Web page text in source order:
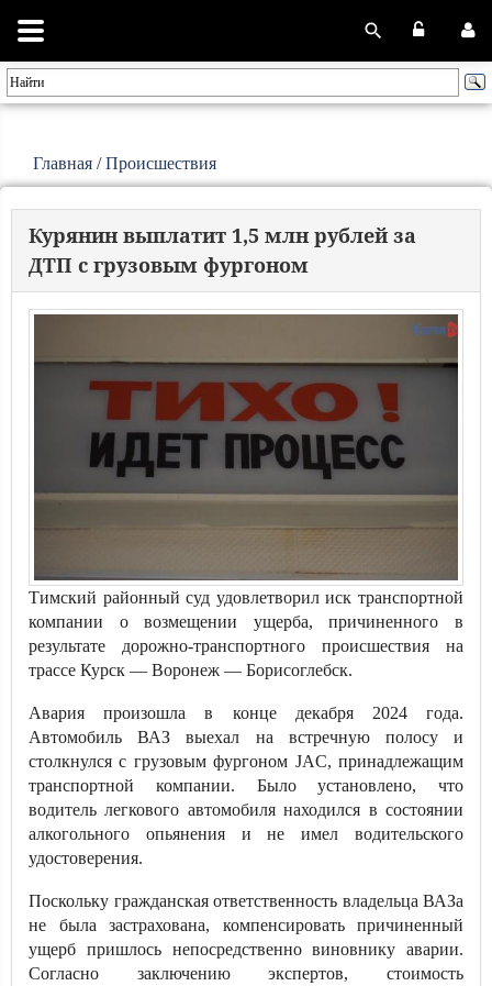
Главная /Происшествия
Курянин выплатит 1,5 млн рублей за
ДТП с грузовым фургоном
Тимский районный суд удовлетворил иск транспортной
компании о возмещении ущерба, причиненного в
результате дорожно-транспортного происшествия на
трассе Курск — Воронеж — Борисоглебск.
Авария произошла в конце декабря 2024 года.
Автомобиль ВАЗ выехал на встречную полосу и
столкнулся с грузовым фургоном JAC, принадлежащим
транспортной компании. Было установлено, что
водитель легкового автомобиля находился в состоянии
алкогольного опьянения и не имел водительского
удостоверения.
Поскольку гражданская ответственность владельца ВАЗа
не была застрахована, компенсировать причиненный
ущерб пришлось непосредственно виновнику аварии.
Согласно заключению экспертов, стоимость